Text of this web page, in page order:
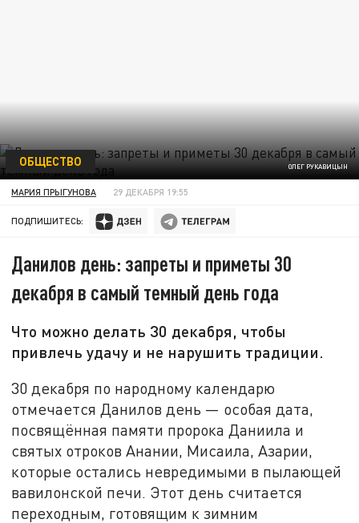
ОЛЕГ РУКАВИЦЫН
ОБЩЕСТВО
МАРИЯ ПРЫГУНОВА 29 ДЕКАБРЯ 19:55
ПОДПИШИТЕСЬ:
Данилов день: запреты и приметы 30
декабря в самый темный день года
Что можно делать 30 декабря, чтобы
привлечь удачу и не нарушить традиции.
30 декабря по народному календарю
отмечается Данилов день — особая дата,
посвящённая памяти пророка Даниила и
святых отроков Анании, Мисаила, Азарии,
которые остались невредимыми в пылающей
вавилонской печи. Этот день считается
переходным, готовящим к зимним